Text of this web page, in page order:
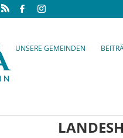
UNSERE GEMEINDEN